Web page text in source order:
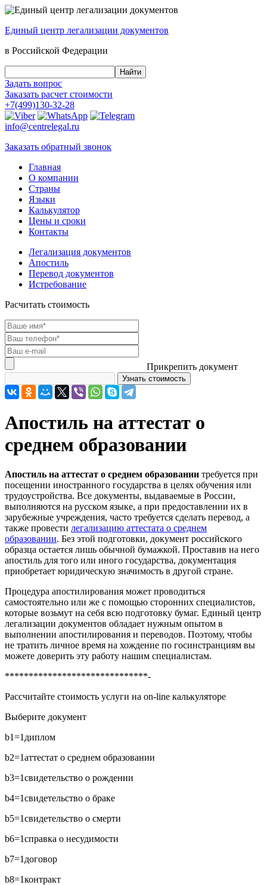
Единый центр легализации документов
в Российской Федерации
Задать вопрос
Заказать расчет стоимости
+7(499)130-32-28
info@centrelegal.ru
Заказать обратный звонок
Главная
О компании
Страны
Языки
Калькулятор
Цены и сроки
Контакты
Легализация документов
Апостиль
Перевод документов
Истребование
Расчитать стоимость
Прикрепить документ
Апостиль на аттестат о
среднем образовании
Апостиль на аттестат о среднем образовании требуется при
посещении иностранного государства в целях обучения или
трудоустройства. Все документы, выдаваемые в России,
выполняются на русском языке, а при предоставлении их в
зарубежные учреждения, часто требуется сделать перевод, а
также провести легализацию аттестата о среднем
образовании. Без этой подготовки, документ российского
образца остается лишь обычной бумажкой. Проставив на него
апостиль для того или иного государства, документация
приобретает юридическую значимость в другой стране.
Процедура апостилирования может проводиться
самостоятельно или же с помощью сторонних специалистов,
которые возьмут на себя всю подготовку бумаг. Единый центр
легализации документов обладает нужным опытом в
выполнении апостилирования и переводов. Поэтому, чтобы
не тратить личное время на хождение по госинстранциям вы
можете доверить эту работу нашим специалистам.
******************************-
Рассчитайте стоимость услуги на on-line калькуляторе
Выберите документ
b1=1 диплом
b2=1аттестат о среднем образовании
b3=1свидетельство о рождении
b4=1свидетельство о браке
b5=1свидетельство о смерти
b6=1справка о несудимости
b7=1 договор
b8=1контракт